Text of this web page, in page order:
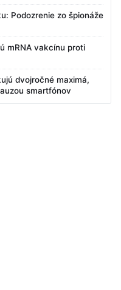
Podozrenie zo špionáže
mRNA vakcínu proti
dvojročné maximá,
smartfónov